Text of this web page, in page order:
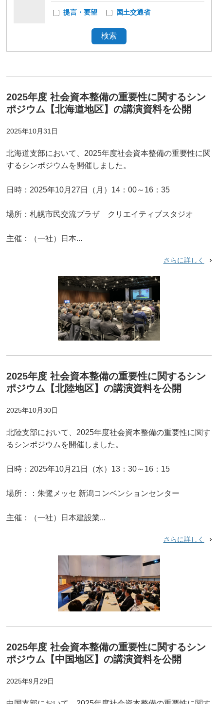
提言・要望 国土交通省
2025年度 社会資本整備の重要性に関するシン
ポジウム【北海道地区】の講演資料を公開
2025年10月31日
北海道支部において、2025年度社会資本整備の重要性に関
するシンポジウムを開催しました。
日時：2025年10月27日（月）14：00～16：35
場所：札幌市民交流プラザ クリエイティブスタジオ
主催：（一社）日本...
さらに詳しく
2025年度 社会資本整備の重要性に関するシン
ポジウム【北陸地区】の講演資料を公開
2025年10月30日
北陸支部において、2025年度社会資本整備の重要性に関す
るシンポジウムを開催しました。
日時：2025年10月21日（水）13：30～16：15
場所：：朱鷺メッセ 新潟コンベンションセンター
主催：（一社）日本建設業...
さらに詳しく
2025年度 社会資本整備の重要性に関するシン
ポジウム【中国地区】の講演資料を公開
2025年9月29日